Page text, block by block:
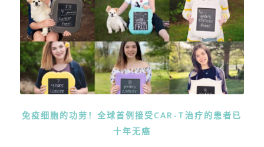
免疫细胞的功劳！全球首例接受CAR-T治疗的患者已
十年无癌